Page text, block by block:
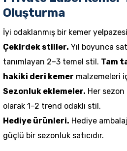
Oluşturma
İyi odaklanmış bir kemer
Çekirdek stiller. Yıl boyunca
tanımlayan 2–3 temel stil. Tam
hakiki deri kemer malzemeleri
Sezonluk eklemeler. Her
olarak 1–2 trend odaklı stil.
Hediye ürünleri. Hediye
güçlü bir sezonluk satıcıdır.